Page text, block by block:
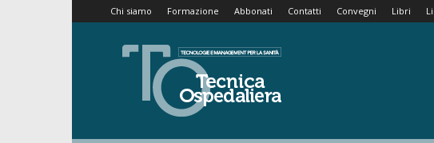
Chi siamo Formazione Abbonati Contatti Convegni Libri
Tecnica
Ospedaliera